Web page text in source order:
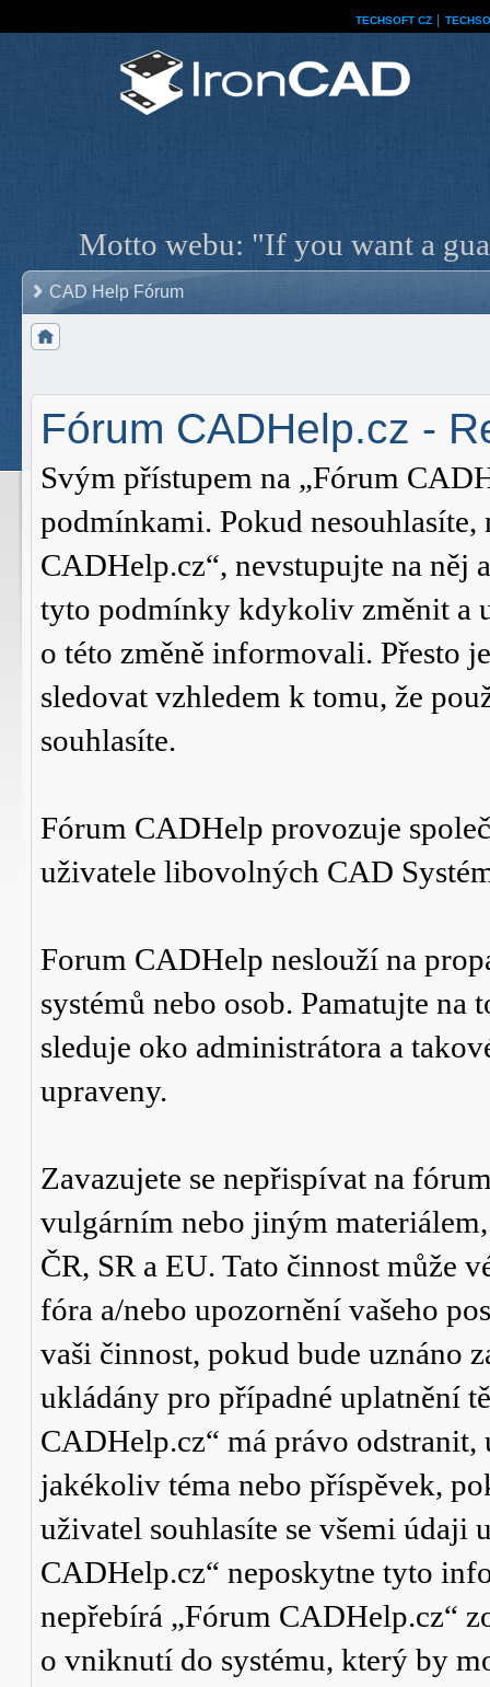
TECHSOFT CZ
Motto webu: "If you want a
CAD Help Fórum
Fórum CADHelp.cz -
Svým přístupem na „Fórum
podmínkami. Pokud
CADHelp.cz“, nevstupujte na něj
tyto podmínky kdykoliv změnit a
o této změně informovali. Přesto
sledovat vzhledem k tomu, že
souhlasíte.
Fórum CADHelp provozuje
uživatele libovolných CAD
Forum CADHelp neslouží na
systémů nebo osob. Pamatujte
sleduje oko administrátora a
upraveny.
Zavazujete se nepřispívat na
vulgárním nebo jiným
ČR, SR a EU. Tato činnost může
fóra a/nebo upozornění vašeho
vaši činnost, pokud bude uznáno
ukládány pro případné uplatnění
CADHelp.cz“ má právo
jakékoliv téma nebo příspěvek,
uživatel souhlasíte se všemi údaji
CADHelp.cz“ neposkytne tyto
nepřebírá „Fórum CADHelp.cz“
o vniknutí do systému, který by